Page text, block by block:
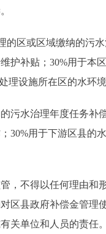
区或区域缴纳的污水
护补贴；30%用于本
理设施所在区的水环
水治理年度任务补偿
30%用于下游区县的
，不得以任何理由和
区县政府补偿金管理
关单位和人员的责任